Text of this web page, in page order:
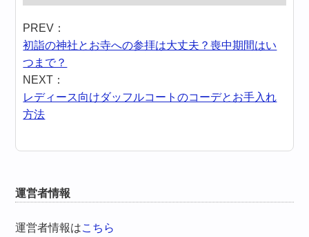
PREV：
初詣の神社とお寺への参拝は大丈夫？喪中期間はい
つまで？
NEXT：
レディース向けダッフルコートのコーデとお手入れ
方法
運営者情報
運営者情報はこちら